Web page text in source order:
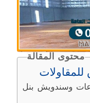
محتوى المقالة
وسندويش بنل